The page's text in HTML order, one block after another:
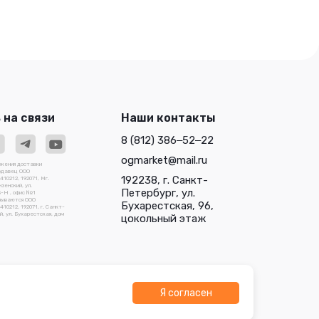
связи
доставки
ООО
192071, Мг.
ул.
Н , офис №1
ООО
192071, г. Санкт-
ул. Бухарестская, дом
Наши контакты
8 (812) 386‒52‒22
ogmarket@mail.ru
192238, г. Санкт-
Петербург, ул.
Бухарестская, 96,
цокольный этаж
Разработано вЯ согласен